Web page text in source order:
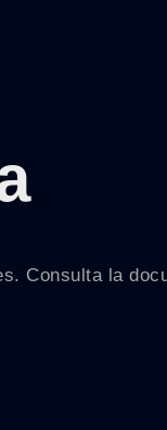
Consulta la